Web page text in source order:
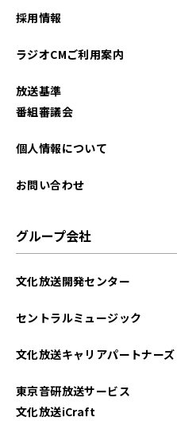
採用情報
ラジオCMご利用案内
放送基準
番組審議会
個人情報について
お問い合わせ
グループ会社
文化放送開発センター
セントラルミュージック
文化放送キャリアパートナーズ
東京音研放送サービス
文化放送iCraft